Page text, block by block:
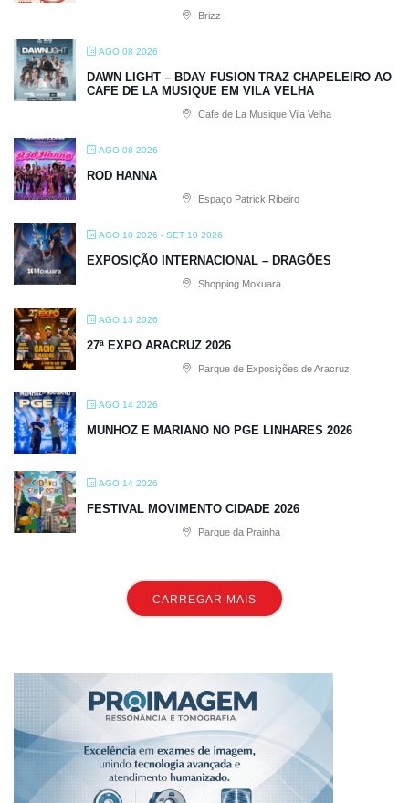
Brizz
AGO 08 2026
DAWN LIGHT – BDAY FUSION TRAZ CHAPELEIRO AO
CAFE DE LA MUSIQUE EM VILA VELHA
Cafe de La Musique Vila Velha
AGO 08 2026
ROD HANNA
Espaço Patrick Ribeiro
AGO 10 2026 - SET 10 2026
EXPOSIÇÃO INTERNACIONAL – DRAGÕES
Shopping Moxuara
AGO 13 2026
27ª EXPO ARACRUZ 2026
Parque de Exposições de Aracruz
AGO 14 2026
MUNHOZ E MARIANO NO PGE LINHARES 2026
AGO 14 2026
FESTIVAL MOVIMENTO CIDADE 2026
Parque da Prainha
CARREGAR MAIS